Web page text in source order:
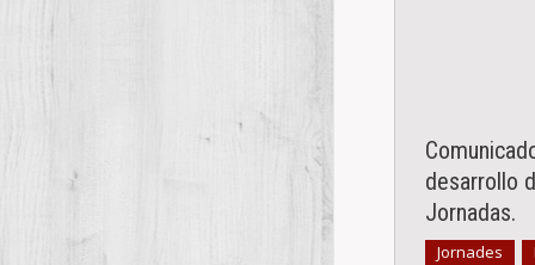
desarrollo
Jornadas.
Jornades